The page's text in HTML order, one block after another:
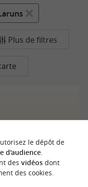
Plus de filtres
Verte
le dépôt de
d'audience.
des vidéosdont
des cookies.